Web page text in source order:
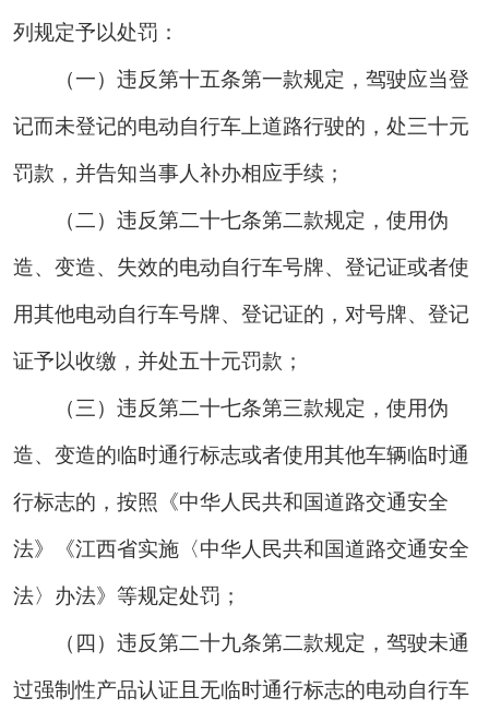
列规定予以处罚：
（一）违反第十五条第一款规定，驾驶应当登
记而未登记的电动自行车上道路行驶的，处三十元
罚款，并告知当事人补办相应手续；
（二）违反第二十七条第二款规定，使用伪
造、变造、失效的电动自行车号牌、登记证或者使
用其他电动自行车号牌、登记证的，对号牌、登记
证予以收缴，并处五十元罚款；
（三）违反第二十七条第三款规定，使用伪
造、变造的临时通行标志或者使用其他车辆临时通
行标志的，按照《中华人民共和国道路交通安全
法》《江西省实施〈中华人民共和国道路交通安全
法〉办法》等规定处罚；
（四）违反第二十九条第二款规定，驾驶未通
过强制性产品认证且无临时通行标志的电动自行车